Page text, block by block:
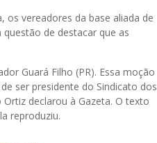
os vereadores da base aliada de
de destacar que as
Guará Filho (PR). Essa moção
ser presidente do Sindicato dos
declarou à Gazeta. O texto
reproduziu.